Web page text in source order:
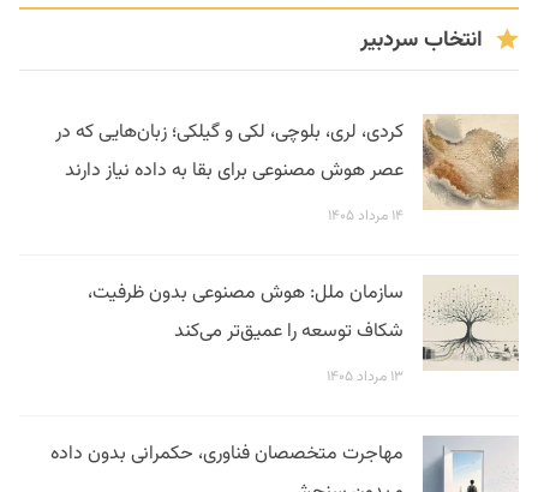
انتخاب سردبیر
کردی، لری، بلوچی، لکی و گیلکی؛ زبان‌هایی که در
عصر هوش مصنوعی برای بقا به داده نیاز دارند
۱۴ مرداد ۱۴۰۵
سازمان ملل: هوش مصنوعی بدون ظرفیت،
شکاف توسعه را عمیق‌تر می‌کند
۱۳ مرداد ۱۴۰۵
مهاجرت متخصصان فناوری، حکمرانی بدون داده